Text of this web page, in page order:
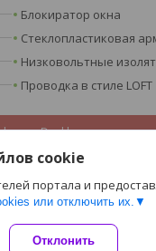
Блокиратор окна
Стеклопластиковая
Низковольтные
Проводка в стиле LOFT
Deal.by
cookies
cookie
портала и
или отключить их.
Отклонить
на контент
▼